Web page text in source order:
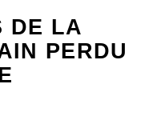
DE LA
PERDU